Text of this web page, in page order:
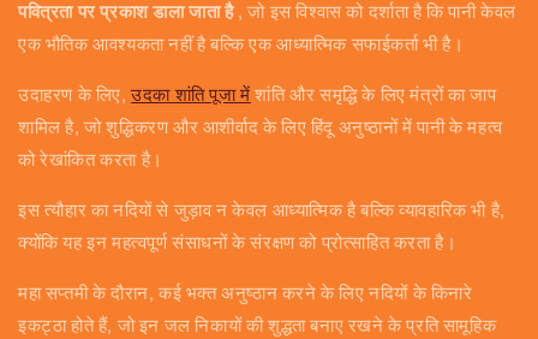
पवित्रता पर प्रकाश डाला जाता है, जो इस विश्वास को दर्शाता है कि पानी केवल
एक भौतिक आवश्यकता नहीं है बल्कि एक आध्यात्मिक सफाईकर्ता भी है।
उदाहरण के लिए,उदका शांति पूजा में शांति और समृद्धि के लिए मंत्रों का जाप
शामिल है, जो शुद्धिकरण और आशीर्वाद के लिए हिंदू अनुष्ठानों में पानी के महत्व
को रेखांकित करता है।
इस त्यौहार का नदियों से जुड़ाव न केवल आध्यात्मिक है बल्कि व्यावहारिक भी है,
क्योंकि यह इन महत्वपूर्ण संसाधनों के संरक्षण को प्रोत्साहित करता है।
महा सप्तमी के दौरान, कई भक्त अनुष्ठान करने के लिए नदियों के किनारे
इकट्ठा होते हैं, जो इन जल निकायों की शुद्धता बनाए रखने के प्रति सामूहिक